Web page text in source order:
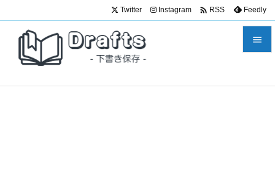

Twitter Instagram  RSS Feedly